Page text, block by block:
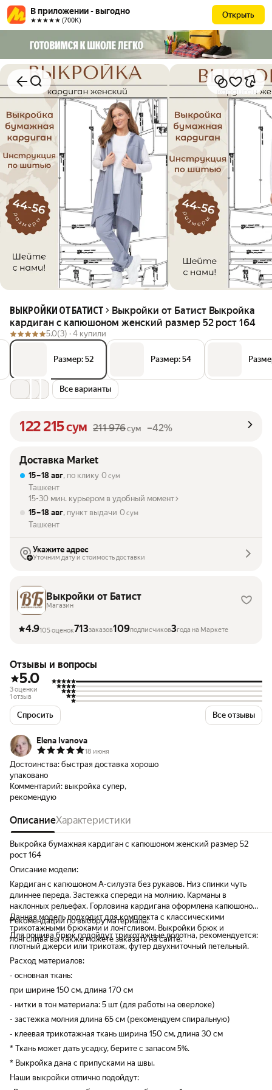
В приложении - выгодно
★★★★★ (700К)
Открыть
ВЫКРОЙКИ ОТ БАТИСТ
Выкройки от Батист Выкройка
кардиган с капюшоном женский размер 52 рост 164
5.0(3) · 4 купили
Размер: 52 Размер: 54
Все варианты
122 215сум 211 976сум –42%
Доставка Market
15 – 18 авг, по клику 0 сум
Ташкент
15-30 мин. курьером в удобный момент
15 – 18 авг, пункт выдачи 0 сум
Ташкент
Укажите адрес
Уточним дату и стоимость доставки
Выкройки от Батист
Магазин
4.9105 оценок713заказов109подписчиков3года на Маркете
Отзывы и вопросы
5.0
3 оценки
1 отзыв
Спросить Все отзывы
Elena Ivanova
18 июня
Достоинства: быстрая доставка хорошо
упаковано
Комментарий: выкройка супер,
рекомендую
ОписаниеХарактеристики
Выкройка бумажная кардиган с капюшоном женский размер 52
рост 164
Описание модели:
Кардиган с капюшоном А-силуэта без рукавов. Низ спинки чуть
длиннее переда. Застежка спереди на молнию. Карманы в
наклонных рельефах. Горловина кардигана оформлена капюшоном.
Данная модель подходит для комплекта с классическими
трикотажными брюками и лонгсливом. Выкройки брюк и
лонгслива вы также можете заказать на сайте.
Рекомендации по выбору материала:
Для пошива брюк подойдут трикотажные полотна, рекомендуется:
плотный джерси или трикотаж, футер двухниточный петельный.
Расход материалов:
- основная ткань:
при ширине 150 см, длина 170 см
- нитки в тон материала: 5 шт (для работы на оверлоке)
- застежка молния длина 65 см (рекомендуем спиральную)
- клеевая трикотажная ткань ширина 150 см, длина 30 см
* Ткань может дать усадку, берите с запасом 5%.
* Выкройка дана с припусками на швы.
Наши выкройки отлично подойдут: